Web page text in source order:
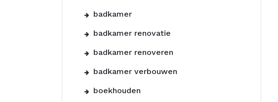
badkamer
badkamer renovatie
badkamer renoveren
badkamer verbouwen
boekhouden